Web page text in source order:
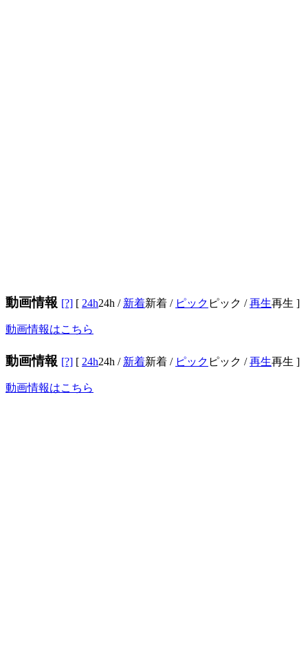
動画情報 [?] [ 24h24h / 新着新着 / ピック ピック /再生再生 ]
動画情報はこちら
動画情報 [?] [ 24h24h / 新着新着 / ピック ピック /再生再生 ]
動画情報はこちら